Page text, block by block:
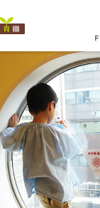
保育園
住所・駅
名から探
す